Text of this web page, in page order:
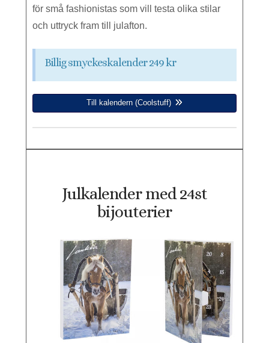
för små fashionistas som vill testa olika stilar
och uttryck fram till julafton.
Billig smyckeskalender 249 kr
Till kalendern (Coolstuff)
Julkalender med 24st
bijouterier